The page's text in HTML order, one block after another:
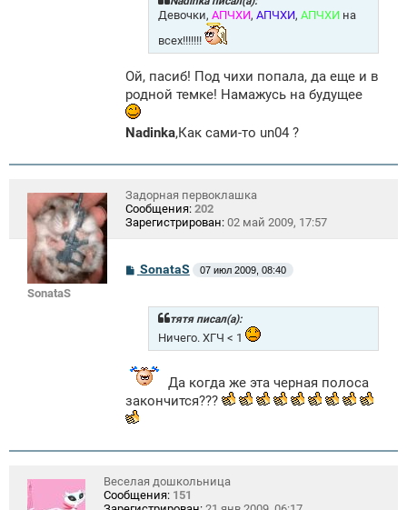
Девочки, АПЧХИ, АПЧХИ, АПЧХИ на
всех!!!!!!!
Ой, пасиб! Под чихи попала, да еще и в
родной темке! Намажусь на будущее
Nadinka,Как сами-то un04 ?
SonataS
Задорная первоклашка
Сообщения: 202
Зарегистрирован: 02 май 2009, 17:57
С
о
е
SonataS 07 июл 2009, 08:40
тятя писал(а):
Ничего. ХГЧ < 1
Да когда же эта черная полоса
закончится???
Веселая дошкольница
Сообщения: 151